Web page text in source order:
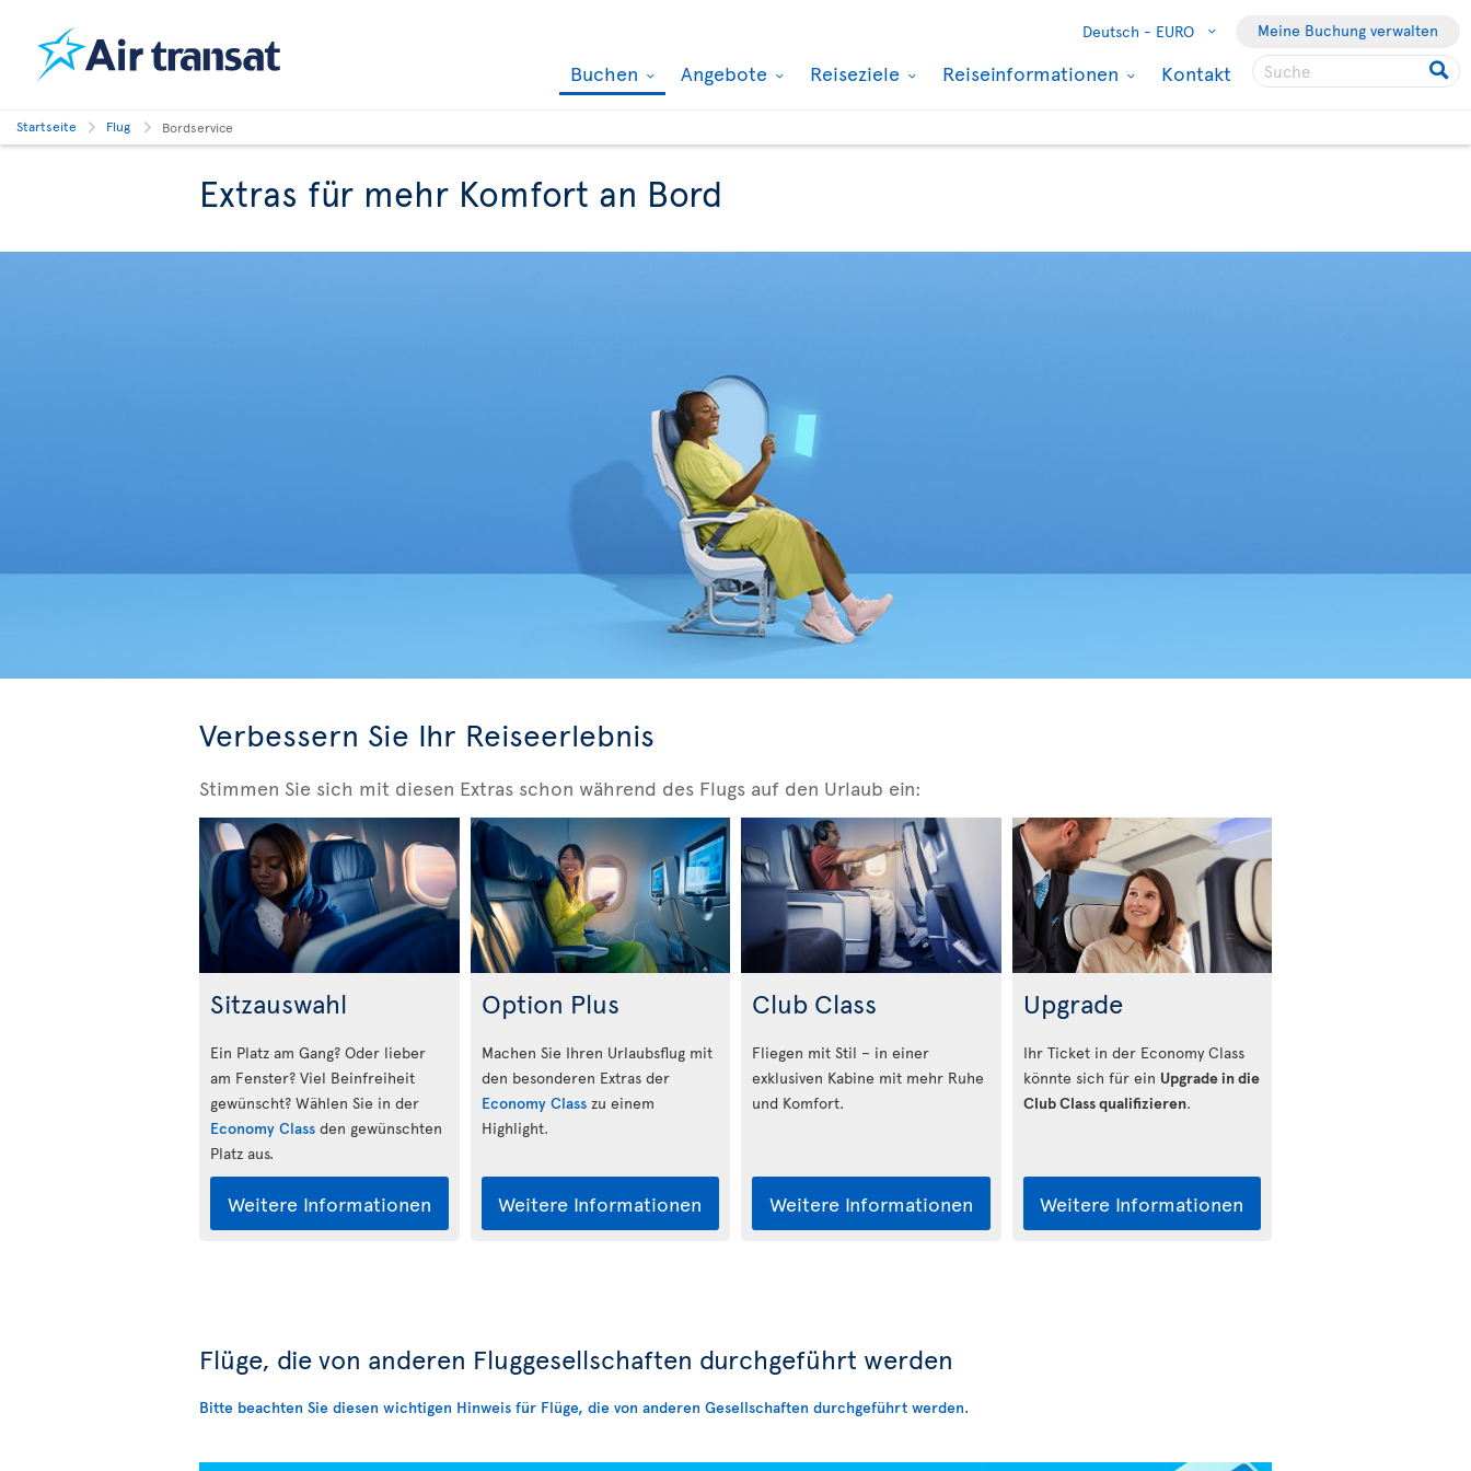
Deutsch - EURO Meine Buchung verwalten
Buchen Angebote Reiseziele Reiseinformationen Kontakt
Startseite Flug Bordservice
Extras für mehr Komfort an Bord
Verbessern Sie Ihr Reiseerlebnis
Stimmen Sie sich mit diesen Extras schon während des Flugs auf den Urlaub ein:
Sitzauswahl
Ein Platz am Gang? Oder lieber
am Fenster? Viel Beinfreiheit
gewünscht? Wählen Sie in der
Economy Class den gewünschten
Platz aus.
Weitere Informationen
Option Plus
Machen Sie Ihren Urlaubsflug mit
den besonderen Extras der
Economy Classzu einem
Highlight.
Weitere Informationen
Club Class
Fliegen mit Stil – in einer
exklusiven Kabine mit mehr Ruhe
und Komfort.
Weitere Informationen
Upgrade
Ihr Ticket in der Economy Class
könnte sich für ein Upgrade in die
Club Class qualifizieren.
Weitere Informationen
Flüge, die von anderen Fluggesellschaften durchgeführt werden
Bitte beachten Sie diesen wichtigen Hinweis für Flüge, die von anderen Gesellschaften durchgeführt werden.